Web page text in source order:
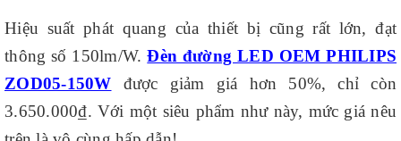
Hiệu suất phát quang của thiết bị cũng rất lớn, đạt
thông số 150lm/W.Đèn đường LED OEM PHILIPS
ZOD05-150W được giảm giá hơn 50%, chỉ còn
3.650.000₫. Với một siêu phẩm như này, mức giá nêu